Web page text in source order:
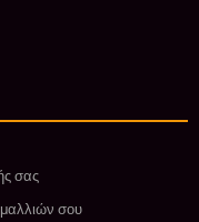
σας
μαλλιών σου